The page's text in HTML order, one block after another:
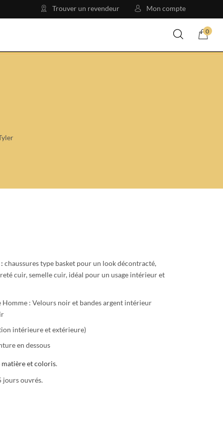
Trouver un revendeur Mon compte
0
chaussures type basket pour un look décontracté,
cuir, semelle cuir, idéal pour un usage intérieur et
: Velours noir et bandes argent intérieur
intérieure et extérieure)
en dessous
matière et coloris.
jours ouvrés.